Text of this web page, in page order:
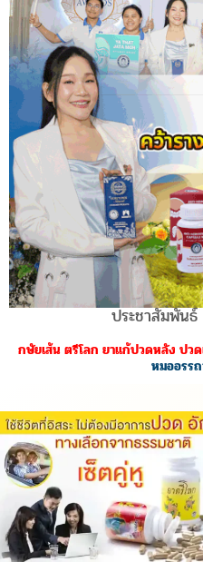
ประชาสัมพันธ์
กษัยเส้น ตรีโลก ยาแก้ปวดหลัง ปว
หมออรร